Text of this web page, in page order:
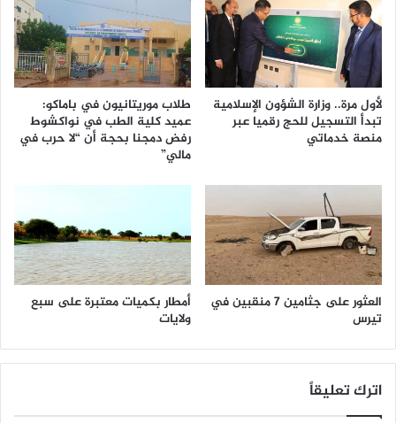
لأول مرة.. وزارة الشؤون الإسلامية
تبدأ التسجيل للحج رقميا عبر
منصة خدماتي
طلاب موريتانيون في باماكو:
عميد كلية الطب في نواكشوط
رفض دمجنا بحجة أن “لا حرب في
مالي”
العثور على جثامين 7 منقبين في
تيرس
أمطار بكميات معتبرة على سبع
ولايات
اترك تعليقاً